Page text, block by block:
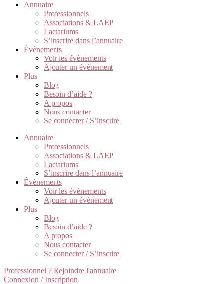
Annuaire
Professionnels
Associations & LAEP
Lactariums
S’inscrire dans l’annuaire
Évènements
Voir les évènements
Ajouter un évènement
Plus
Blog
Besoin d’aide ?
A propos
Nous contacter
Se connecter / S’inscrire
Annuaire
Professionnels
Associations & LAEP
Lactariums
S’inscrire dans l’annuaire
Évènements
Voir les évènements
Ajouter un évènement
Plus
Blog
Besoin d’aide ?
A propos
Nous contacter
Se connecter / S’inscrire
Professionnel ? Rejoindre l'annuaire
Connexion / Inscription